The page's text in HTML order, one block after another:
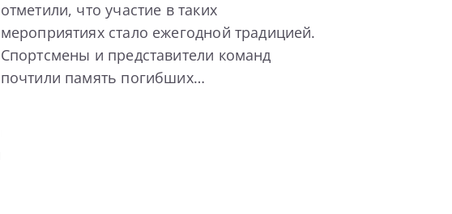
отметили, что участие в таких
мероприятиях стало ежегодной традицией.
Спортсмены и представители команд
почтили память погибших…